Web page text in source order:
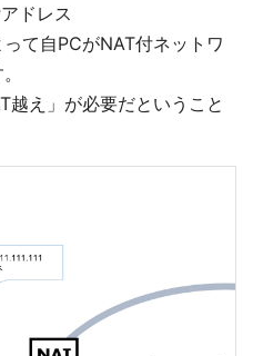
ドレス
て自PCがNAT付ネットワ
越え」が必要だということ